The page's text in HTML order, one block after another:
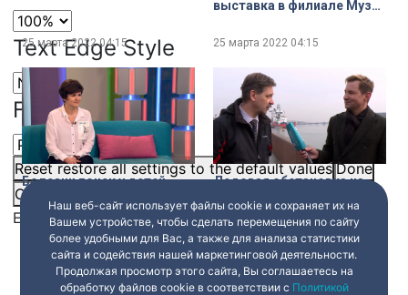
Text Edge Style
Font Family
Resetrestore all settings to the default values Done
Close Modal Dialog
End of dialog window.
25 марта 202204:15
выставка в филиале Музея
25 марта 2022 04:15
Болезни почек у детей.
Что надо знать
родителям?
25 марта 2022 04:15
Ледовая обстановка на
Петербурга
25 марта 2022
Наш веб-сайт использует файлы cookie и сохраняет их на
Вашем устройстве, чтобы сделать перемещения по сайту
более удобными для Вас, а также для анализа статистики
сайта и содействия нашей маркетинговой деятельности.
Продолжая просмотр этого сайта, Вы соглашаетесь на
обработку файлов cookie в соответствии с Политикой